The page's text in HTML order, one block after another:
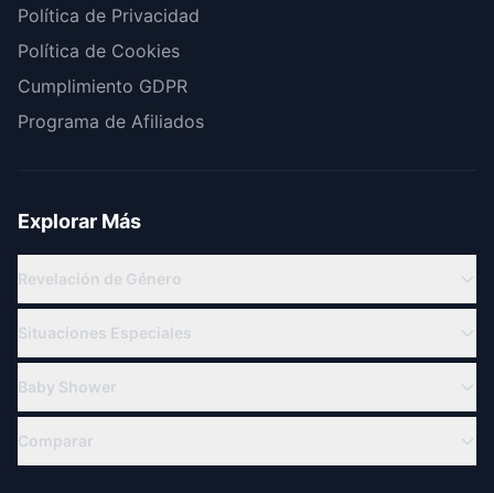
Política de Privacidad
Política de Cookies
Cumplimiento GDPR
Programa de Afiliados
Explorar Más
Revelación de Género
Temas de Revelación de Género
Cuenta Regresiva Revelación
Ideas de Revelación
Situaciones Especiales
Revelación a Distancia
Revelación de Gemelos
Baby Shower
Comparar